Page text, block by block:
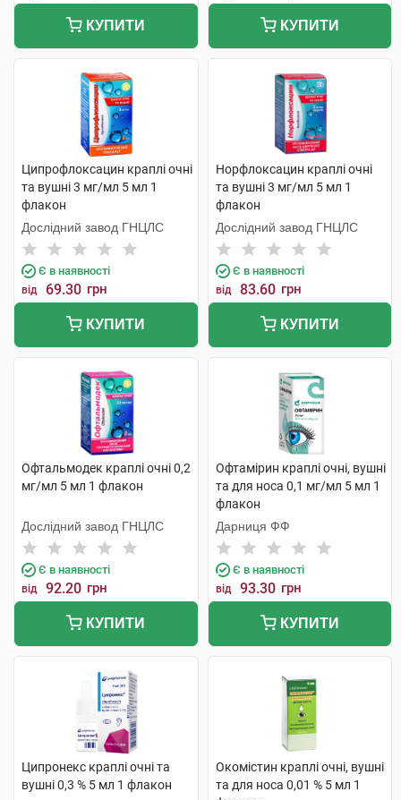
КУПИТИ КУПИТИ
Ципрофлоксацин краплі очні
та вушні 3 мг/мл 5 мл 1
флакон
Дослідний завод ГНЦЛС
Є в наявності
від 69.30 грн
КУПИТИ
Норфлоксацин краплі очні
та вушні 3 мг/мл 5 мл 1
флакон
Дослідний завод ГНЦЛС
Є в наявності
від 83.60 грн
КУПИТИ
Офтальмодек краплі очні 0,2
мг/мл 5 мл 1 флакон
Дослідний завод ГНЦЛС
Є в наявності
від 92.20 грн
КУПИТИ
Офтамірин краплі очні, вушні
та для носа 0,1 мг/мл 5 мл 1
флакон
Дарниця ФФ
Є в наявності
від 93.30 грн
КУПИТИ
Ципронекс краплі очні та
вушні 0,3 % 5 мл 1 флакон
Окомістин краплі очні, вушні
та для носа 0,01 % 5 мл 1